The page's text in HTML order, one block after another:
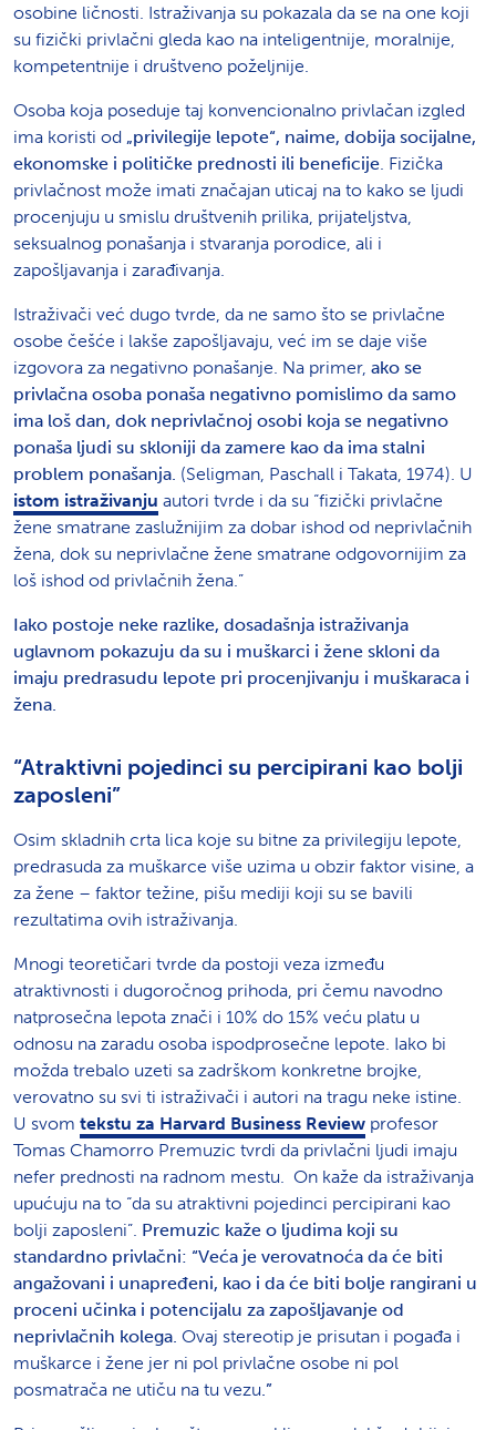
osobine ličnosti. Istraživanja su pokazala da se na one koji
su fizički privlačni gleda kao na inteligentnije, moralnije,
kompetentnije i društveno poželjnije.
Osoba koja poseduje taj konvencionalno privlačan izgled
ima koristi od „privilegije lepote“, naime, dobija socijalne,
ekonomske i političke prednosti ili beneficije . Fizička
privlačnost može imati značajan uticaj na to kako se ljudi
procenjuju u smislu društvenih prilika, prijateljstva,
seksualnog ponašanja i stvaranja porodice, ali i
zapošljavanja i zarađivanja.
Istraživači već dugo tvrde, da ne samo što se privlačne
osobe češće i lakše zapošljavaju, već im se daje više
izgovora za negativno ponašanje. Na primer, ako se
privlačna osoba ponaša negativno pomislimo da samo
ima loš dan, dok neprivlačnoj osobi koja se negativno
ponaša ljudi su skloniji da zamere kao da ima stalni
problem ponašanja. (Seligman, Paschall i Takata, 1974). U
istom istraživanju autori tvrde i da su “fizički privlačne
žene smatrane zaslužnijim za dobar ishod od neprivlačnih
žena, dok su neprivlačne žene smatrane odgovornijim za
loš ishod od privlačnih žena.”
Iako postoje neke razlike, dosadašnja istraživanja
uglavnom pokazuju da su i muškarci i žene skloni da
imaju predrasudu lepote pri procenjivanju i muškaraca i
žena.
“Atraktivni pojedinci su percipirani kao bolji
zaposleni”
Osim skladnih crta lica koje su bitne za privilegiju lepote,
predrasuda za muškarce više uzima u obzir faktor visine, a
za žene – faktor težine, pišu mediji koji su se bavili
rezultatima ovih istraživanja.
Mnogi teoretičari tvrde da postoji veza između
atraktivnosti i dugoročnog prihoda, pri čemu navodno
natprosečna lepota znači i 10% do 15% veću platu u
odnosu na zaradu osoba ispodprosečne lepote. Iako bi
možda trebalo uzeti sa zadrškom konkretne brojke,
verovatno su svi ti istraživači i autori na tragu neke istine.
U svom tekstu za Harvard Business Review profesor
Tomas Chamorro Premuzic tvrdi da privlačni ljudi imaju
nefer prednosti na radnom mestu. On kaže da istraživanja
upućuju na to “da su atraktivni pojedinci percipirani kao
bolji zaposleni”. Premuzic kaže o ljudima koji su
standardno privlačni: “Veća je verovatnoća da će biti
angažovani i unapređeni, kao i da će biti bolje rangirani u
proceni učinka i potencijalu za zapošljavanje od
neprivlačnih kolega. Ovaj stereotip je prisutan i pogađa i
muškarce i žene jer ni pol privlačne osobe ni pol
posmatrača ne utiču na tu vezu .”